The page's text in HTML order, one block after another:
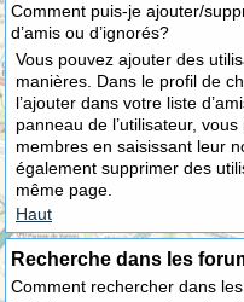
Comment puis-je ajouter/
d’amis ou d’ignorés?
Vous pouvez ajouter des
manières. Dans le profil de
l’ajouter dans votre liste
panneau de l’utilisateur,
membres en saisissant leur
également supprimer des
même page.
Haut
Recherche dans les
Comment rechercher dans